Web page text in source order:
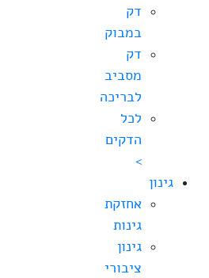
דק
במבוק
דק
מסביב
לבריכה
לכל
הדקים
>
גינון
אחזקת
גינות
גינון
ציבורי